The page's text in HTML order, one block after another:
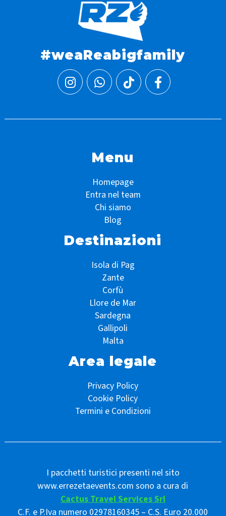
#weaReabigfamily
Menu
Homepage
Entra nel team
Chi siamo
Blog
Destinazioni
Isola di Pag
Zante
Corfù
Llore de Mar
Sardegna
Gallipoli
Malta
Area legale
Privacy Policy
Cookie Policy
Termini e Condizioni
I pacchetti turistici presenti nel sito
www.errezetaevents.com sono a cura di
Cactus Travel Services Srl
C.F. e P.Iva numero 02978160345 – C.S. Euro 20.000